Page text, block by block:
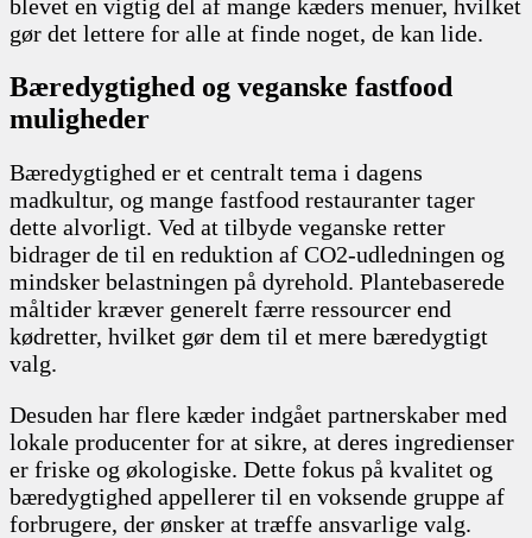
blevet en vigtig del af mange kæders menuer, hvilket
gør det lettere for alle at finde noget, de kan lide.
Bæredygtighed og veganske fastfood
muligheder
Bæredygtighed er et centralt tema i dagens
madkultur, og mange fastfood restauranter tager
dette alvorligt. Ved at tilbyde veganske retter
bidrager de til en reduktion af CO2-udledningen og
mindsker belastningen på dyrehold. Plantebaserede
måltider kræver generelt færre ressourcer end
kødretter, hvilket gør dem til et mere bæredygtigt
valg.
Desuden har flere kæder indgået partnerskaber med
lokale producenter for at sikre, at deres ingredienser
er friske og økologiske. Dette fokus på kvalitet og
bæredygtighed appellerer til en voksende gruppe af
forbrugere, der ønsker at træffe ansvarlige valg.